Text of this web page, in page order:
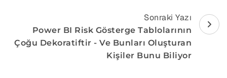
Sonraki Yazı
Power BI Risk Gösterge Tablolarının
Çoğu Dekoratiftir - Ve Bunları Oluşturan
Kişiler Bunu Biliyor